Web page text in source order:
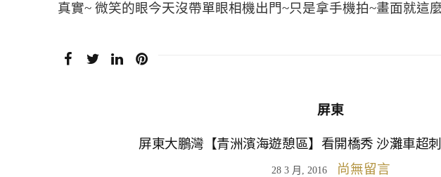
真實~ 微笑的眼今天沒帶單眼相機出門~只是拿手機拍~畫面就這
屏東
屏東大鵬灣【青洲濱海遊憩區】看開橋秀 沙灘車超
28 3 月, 2016 尚無留言